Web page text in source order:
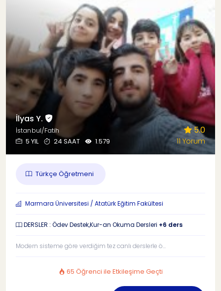
İlyas Y.
İstanbul/Fatih
5 YIL
24 SAAT 1.579
5.0
11 Yorum
Türkçe Öğretmeni
Marmara Üniversitesi / Atatürk Eğitim Fakültesi
DERSLER : Ödev Destek,Kur-an Okuma Dersleri +6 ders
Modern sisteme göre verdiğim tez canlı derslerle ö...
65 Öğrenci ile Etkileşime Geçti